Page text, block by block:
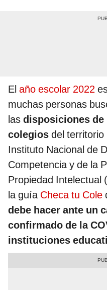
El año escolar 2022
muchas personas
las disposiciones
colegios del territorio
Instituto Nacional de
Competencia y de la
Propiedad Intelectual (
la guía Checa tu Cole
debe hacer ante un
confirmado de la
instituciones